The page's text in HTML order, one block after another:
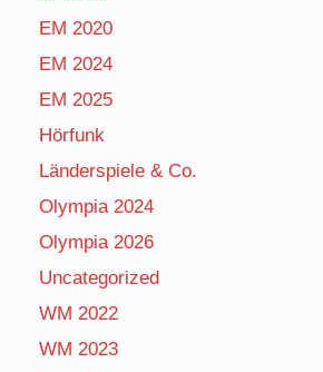
EM 2020
EM 2024
EM 2025
Hörfunk
Länderspiele & Co.
Olympia 2024
Olympia 2026
Uncategorized
WM 2022
WM 2023